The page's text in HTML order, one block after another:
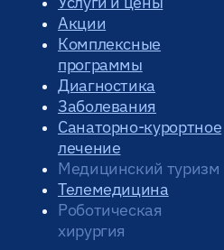
Акции
Комплексные
программы
Диагностика
Заболевания
Санаторно-курортное
лечение
Медицинский туризм
Телемедицина
Роботическая
хирургия